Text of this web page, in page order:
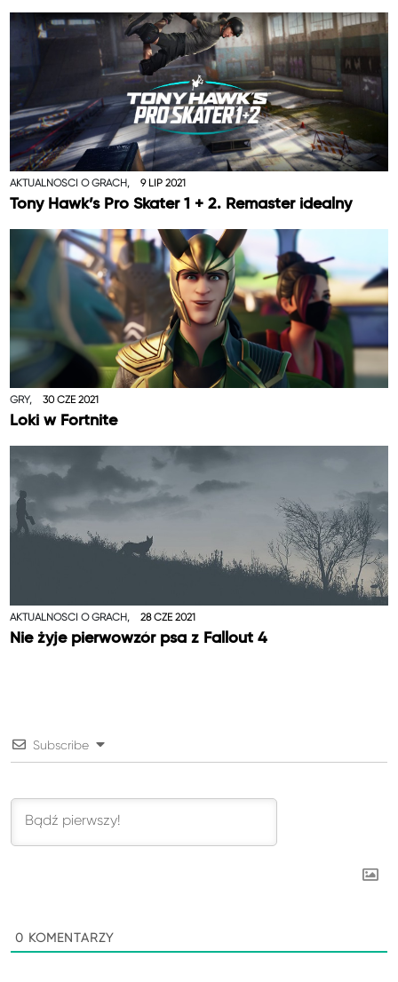
AKTUALNOŚCI O GRACH, 9 LIP 2021
Tony Hawk’s Pro Skater 1 + 2. Remaster idealny
GRY, 30 CZE 2021
Loki w Fortnite
AKTUALNOŚCI O GRACH, 28 CZE 2021
Nie żyje pierwowzór psa z Fallout 4
Subscribe
0 KOMENTARZY